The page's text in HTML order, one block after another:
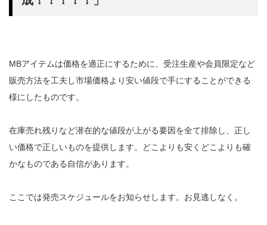
MBアイテムは価格を適正にするために、受注生産や会員限定など
販売方法を工夫し市場価格より安い値段で手にすることができる
様にしたものです。
在庫売れ残りなど潜在的な値段が上がる要因を全て排除し、正し
い価格で正しいものを提供します。どこよりも安くどこよりも確
かなものである自信があります。
ここでは発売スケジュールをお知らせします。お見逃しなく。